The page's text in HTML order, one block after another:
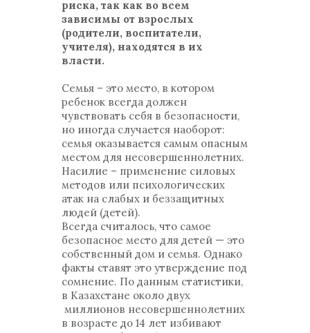
риска, так как во всем
зависимы от взрослых
(родители, воспитатели,
учителя), находятся в их
власти.
Семья – это место, в котором
ребенок всегда должен
чувствовать себя в безопасности,
но иногда случается наоборот:
семья оказывается самым опасным
местом для несовершеннолетних.
Насилие – применение силовых
методов или психологических
атак на слабых и беззащитных
людей (детей).
Всегда считалось, что самое
безопасное место для детей — это
собственный дом и семья. Однако
факты ставят это утверждение под
сомнение. По данным статистики,
в Казахстане около двух
миллионов несовершеннолетних
в возрасте до 14 лет избивают